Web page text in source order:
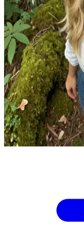
チェイ
黄金の心を持つ旅人
あなたはチェイ。森
見つけた若い女性で
間、あなたは大好き
らす並行世界へと飛
方法を探しながら、
で、あなたは自分の
ラーク・ケントと結
Show more